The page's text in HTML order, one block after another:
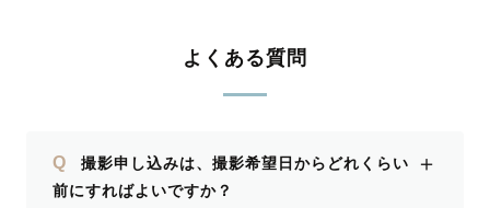
よくある質問
Q
撮影申し込みは、撮影希望日からどれくらい
前にすればよいですか？
＋